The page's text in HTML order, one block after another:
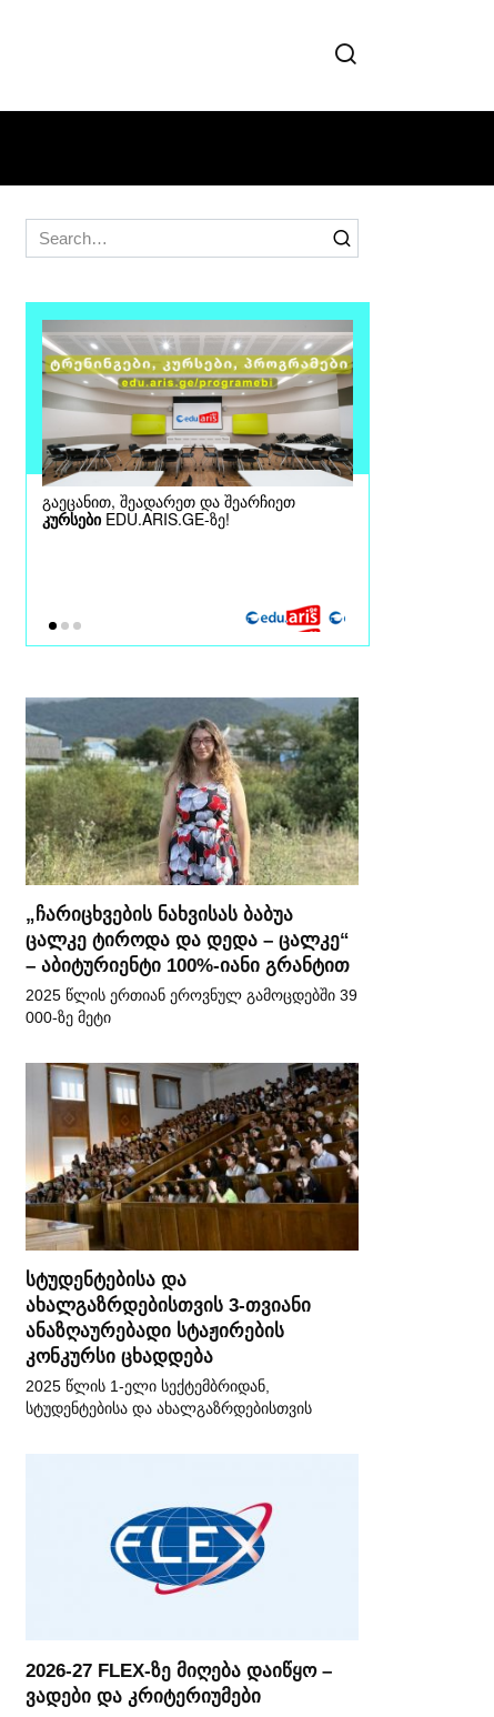
Search
for:
„ჩარიცხვების ნახვისას ბაბუა
ცალკე ტიროდა და დედა – ცალკე“
– აბიტურიენტი 100%-იანი გრანტით
2025 წლის ერთიან ეროვნულ გამოცდებში 39
000-ზე მეტი
სტუდენტებისა და
ახალგაზრდებისთვის 3-თვიანი
ანაზღაურებადი სტაჟირების
კონკურსი ცხადდება
2025 წლის 1-ელი სექტემბრიდან,
სტუდენტებისა და ახალგაზრდებისთვის
2026-27 FLEX-ზე მიღება დაიწყო –
ვადები და კრიტერიუმები